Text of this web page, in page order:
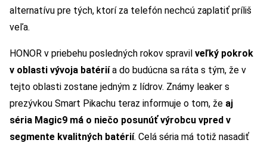
alternatívu pre tých, ktorí za telefón nechcú zaplatiť príliš
veľa.
HONOR v priebehu posledných rokov spravil veľký pokrok
v oblasti vývoja batériía do budúcna sa ráta s tým, že v
tejto oblasti zostane jedným z lídrov. Známy leaker s
prezývkou Smart Pikachu teraz informuje o tom, že aj
séria Magic9 má o niečo posunúť výrobcu vpred v
segmente kvalitných batérií. Celá séria má totiž nasadiť